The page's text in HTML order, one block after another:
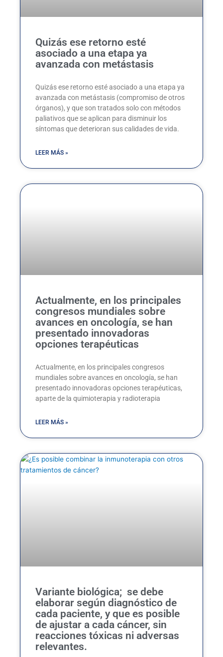
Quizás ese retorno esté
asociado a una etapa ya
avanzada con metástasis
Quizás ese retorno esté asociado a una etapa ya
avanzada con metástasis (compromiso de otros
órganos), y que son tratados solo con métodos
paliativos que se aplican para disminuir los
síntomas que deterioran sus calidades de vida.
LEER MÁS »
Actualmente, en los principales
congresos mundiales sobre
avances en oncología, se han
presentado innovadoras
opciones terapéuticas
Actualmente, en los principales congresos
mundiales sobre avances en oncología, se han
presentado innovadoras opciones terapéuticas,
aparte de la quimioterapia y radioterapia
LEER MÁS »
Variante biológica; se debe
elaborar según diagnóstico de
cada paciente, y que es posible
de ajustar a cada cáncer, sin
reacciones tóxicas ni adversas
relevantes.